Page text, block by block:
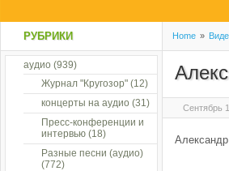
Home »
Сентябрь
РУБРИКИ
аудио (939)
Журнал "Кругозор" (12)
концерты на аудио (31)
Пресс-конференции и
интервью (18)
Разные песни (аудио)
(772)